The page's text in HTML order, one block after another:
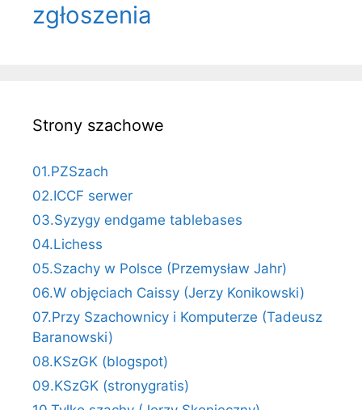
zgłoszenia
Strony szachowe
01.PZSzach
02.ICCF serwer
03.Syzygy endgame tablebases
04.Lichess
05.Szachy w Polsce (Przemysław Jahr)
06.W objęciach Caissy (Jerzy Konikowski)
07.Przy Szachownicy i Komputerze (Tadeusz
Baranowski)
08.KSzGK (blogspot)
09.KSzGK (stronygratis)